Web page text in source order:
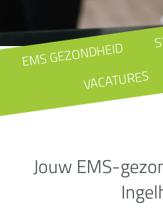
EMS GEZONDHEID
VACATURES
Jouw EMS-